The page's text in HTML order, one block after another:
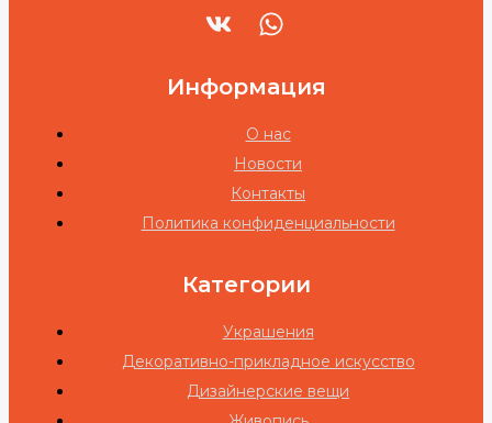
Информация
О нас
Новости
Контакты
Политика конфиденциальности
Категории
Украшения
Декоративно-прикладное искусство
Дизайнерские вещи